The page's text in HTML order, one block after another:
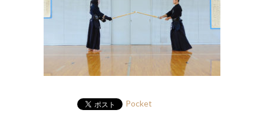
Pocket